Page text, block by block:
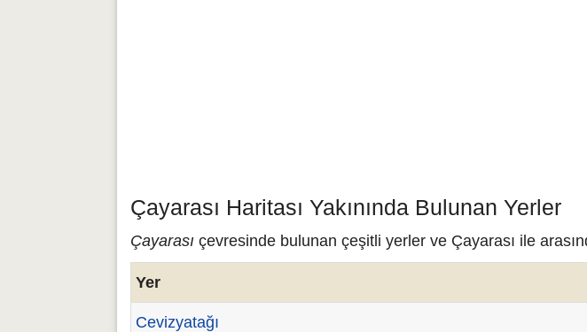
Çayarası Haritası Yakınında Bulunan Yerler
Çayarası çevresinde bulunan çeşitli yerler ve Çayarası ile
Yer
Cevizyatağı